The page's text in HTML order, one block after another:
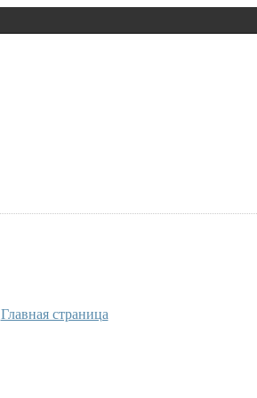
Главная страница